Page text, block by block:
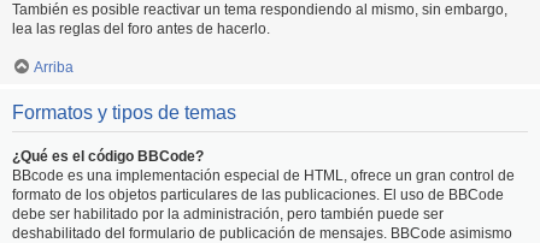
También es posible reactivar un tema respondiendo al mismo, sin embargo,
lea las reglas del foro antes de hacerlo.
Arriba
Formatos y tipos de temas
¿Qué es el código BBCode?
BBcode es una implementación especial de HTML, ofrece un gran control de
formato de los objetos particulares de las publicaciones. El uso de BBCode
debe ser habilitado por la administración, pero también puede ser
deshabilitado del formulario de publicación de mensajes. BBCode asimismo